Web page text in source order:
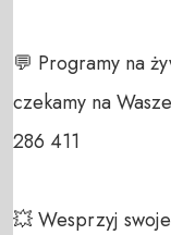
💬 Programy na
czekamy na
286 411
💥 Wesprzyj